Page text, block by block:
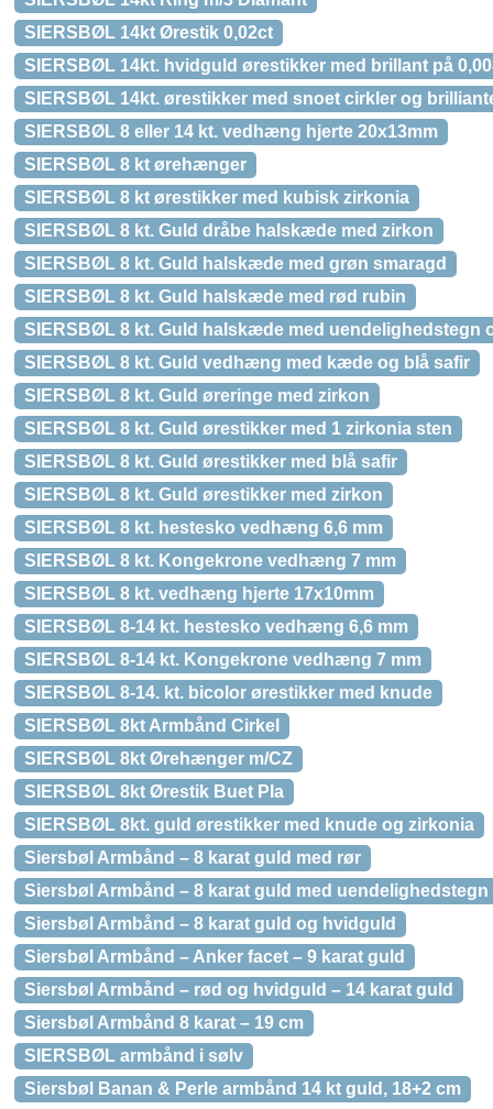
SIERSBØL 14kt Ørestik 0,02ct
SIERSBØL 14kt. hvidguld ørestikker med brillant på
SIERSBØL 14kt. ørestikker med snoet cirkler og
SIERSBØL 8 eller 14 kt. vedhæng hjerte 20x13mm
SIERSBØL 8 kt ørehænger
SIERSBØL 8 kt ørestikker med kubisk zirkonia
SIERSBØL 8 kt. Guld dråbe halskæde med zirkon
SIERSBØL 8 kt. Guld halskæde med grøn smaragd
SIERSBØL 8 kt. Guld halskæde med rød rubin
SIERSBØL 8 kt. Guld halskæde med uendelighedstegn
SIERSBØL 8 kt. Guld vedhæng med kæde og blå safir
SIERSBØL 8 kt. Guld øreringe med zirkon
SIERSBØL 8 kt. Guld ørestikker med 1 zirkonia sten
SIERSBØL 8 kt. Guld ørestikker med blå safir
SIERSBØL 8 kt. Guld ørestikker med zirkon
SIERSBØL 8 kt. hestesko vedhæng 6,6 mm
SIERSBØL 8 kt. Kongekrone vedhæng 7 mm
SIERSBØL 8 kt. vedhæng hjerte 17x10mm
SIERSBØL 8-14 kt. hestesko vedhæng 6,6 mm
SIERSBØL 8-14 kt. Kongekrone vedhæng 7 mm
SIERSBØL 8-14. kt. bicolor ørestikker med knude
SIERSBØL 8kt Armbånd Cirkel
SIERSBØL 8kt Ørehænger m/CZ
SIERSBØL 8kt Ørestik Buet Pla
SIERSBØL 8kt. guld ørestikker med knude og zirkonia
Siersbøl Armbånd – 8 karat guld med rør
Siersbøl Armbånd – 8 karat guld med uendelighedstegn
Siersbøl Armbånd – 8 karat guld og hvidguld
Siersbøl Armbånd – Anker facet – 9 karat guld
Siersbøl Armbånd – rød og hvidguld – 14 karat guld
Siersbøl Armbånd 8 karat – 19 cm
SIERSBØL armbånd i sølv
Siersbøl Banan & Perle armbånd 14 kt guld, 18+2 cm